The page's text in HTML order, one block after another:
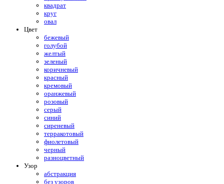
квадрат
круг
овал
Цвет
бежевый
голубой
желтый
зеленый
коричневый
красный
кремовый
оранжевый
розовый
серый
синий
сиреневый
терракотовый
фиолетовый
черный
разноцветный
Узор
абстракция
без узоров